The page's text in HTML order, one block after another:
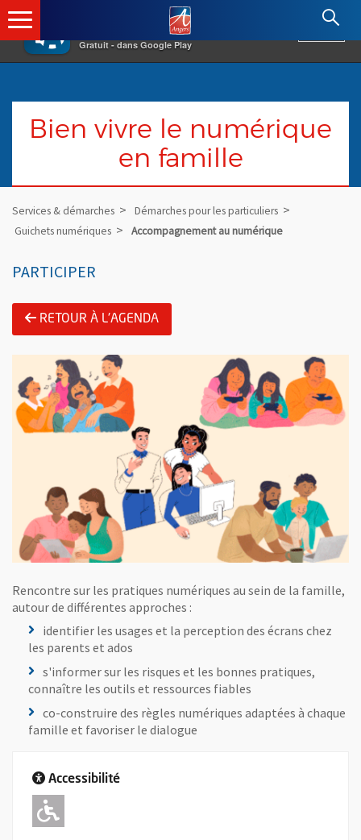
×
Gratuit - dans Google Play
Angers.fr : Retour à l'accueil
Bien vivre le numérique
en famille
Services & démarches
Démarches pour les particuliers
Guichets numériques
Accompagnement au numérique
PARTICIPER
RETOUR À L'AGENDA
Rencontre sur les pratiques numériques au sein de la famille,
autour de différentes approches :
identifier les usages et la perception des écrans chez
les parents et ados
s'informer sur les risques et les bonnes pratiques,
connaître les outils et ressources fiables
co-construire des règles numériques adaptées à chaque
famille et favoriser le dialogue
Accessibilité
Adapté pour l'handicap Moteur